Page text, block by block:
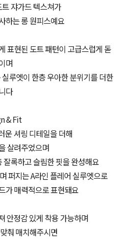
쟈가드 텍스쳐가
하는 롱 원피스예요
표현된 도트 패턴이 고급스럽게 돋
며
루엣이 한층 우아한 분위기를 더한
다
& Fit
운 셔링 디테일을 더해
살려주었으며
록하고 슬림한 핏을 완성해요
퍼지는 A라인 플레어 실루엣으로
가 매력적으로 표현돼요
안정감 있게 착용 가능하며
춰 매치해주시면